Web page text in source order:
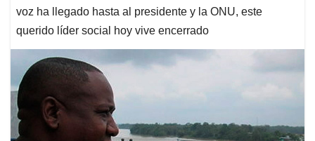
voz ha llegado hasta al presidente y la ONU, este
querido líder social hoy vive encerrado